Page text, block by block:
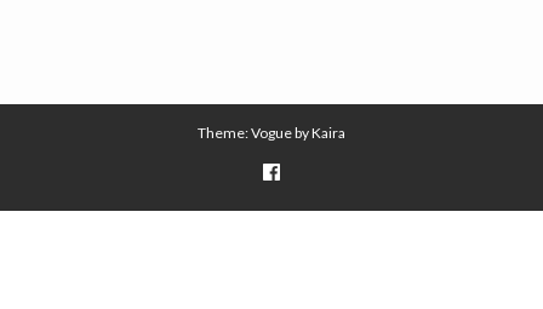
Theme: Vogue byKaira